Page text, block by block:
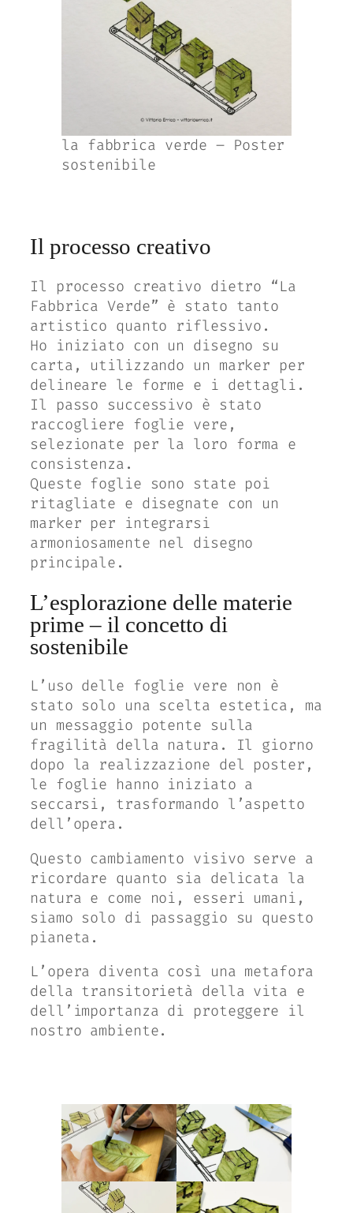
la fabbrica verde – Poster
sostenibile
Il processo creativo
Il processo creativo dietro “La
Fabbrica Verde” è stato tanto
artistico quanto riflessivo.
Ho iniziato con un disegno su
carta, utilizzando un marker per
delineare le forme e i dettagli.
Il passo successivo è stato
raccogliere foglie vere,
selezionate per la loro forma e
consistenza.
Queste foglie sono state poi
ritagliate e disegnate con un
marker per integrarsi
armoniosamente nel disegno
principale.
L’esplorazione delle materie
prime – il concetto di
sostenibile
L’uso delle foglie vere non è
stato solo una scelta estetica, ma
un messaggio potente sulla
fragilità della natura. Il giorno
dopo la realizzazione del poster,
le foglie hanno iniziato a
seccarsi, trasformando l’aspetto
dell’opera.
Questo cambiamento visivo serve a
ricordare quanto sia delicata la
natura e come noi, esseri umani,
siamo solo di passaggio su questo
pianeta.
L’opera diventa così una metafora
della transitorietà della vita e
dell’importanza di proteggere il
nostro ambiente.